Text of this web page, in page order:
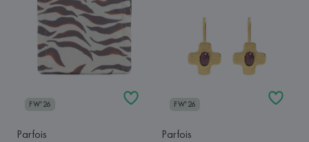
FW'26
Parfois
FW'26
Parfois